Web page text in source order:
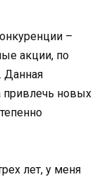
–
акции, по
Данная
привлечь новых
лет, у меня